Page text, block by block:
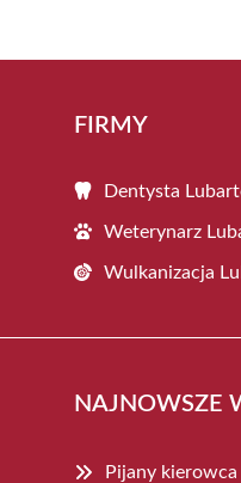
FIRMY
Dentysta
Weterynarz
Wulkanizacja
NAJNOWSZE
Pijany